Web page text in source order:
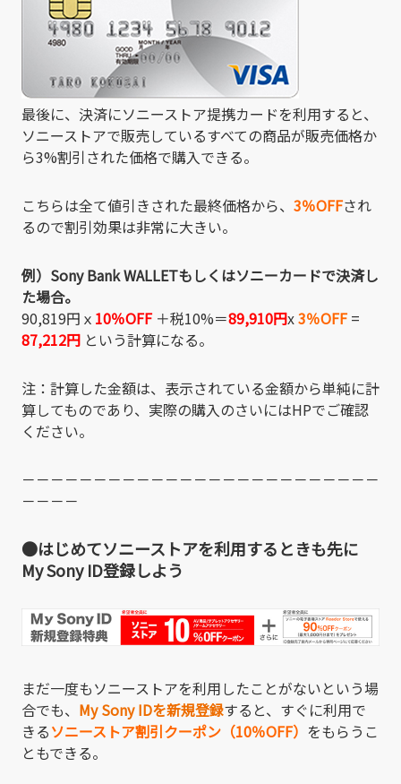
最後に、決済にソニーストア提携カードを利用すると、
ソニーストアで販売しているすべての商品が販売価格か
ら3%割引された価格で購入できる。
こちらは全て値引きされた最終価格から、 3％OFFされ
るので割引効果は非常に大きい。
例）Sony Bank WALLETもしくはソニーカードで決済し
た場合。
90,819円ｘ 10％OFF＋税10%＝89,910円x3％OFF=
87,212円 という計算になる。
注：計算した金額は、表示されている金額から単純に計
算してものであり、実際の購入のさいにはHPでご確認
ください。
－－－－－－－－－－－－－－－－－－－－－－－－－
－－－－
●はじめてソニーストアを利用するときも先に
My Sony ID登録しよう
まだ一度もソニーストアを利用したことがないという場
合でも、 My Sony IDを新規登録すると、すぐに利用で
きるソニーストア割引クーポン（10％OFF） をもらうこ
ともできる。